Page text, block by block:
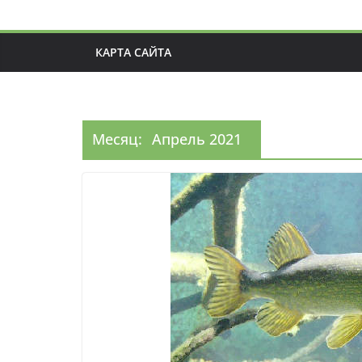
КАРТА САЙТА
Месяц: Апрель 2021